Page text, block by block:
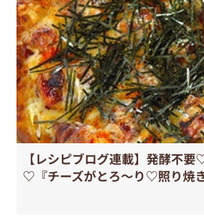
【レシピブログ連載】発酵不
♡『チーズがとろ〜り♡照り焼